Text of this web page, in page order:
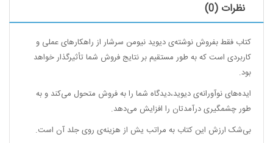
نظرات (0)
کتاب فقط بفروش نوشته‌ی دیوید نیومن سرشار از راهکارهای عملی و
کاربردی است که به طور مستقیم بر نتایج فروش شما تأثیرگذار خواهد
بود.
ایده‌های نوآورانه‌ی دیوید،‌دیدگاه شما را به فروش متحول می‌کند و به
طور چشمگیری درآمدتان را افزایش می‌دهد.
بی‌شک ارزش این کتاب به مراتب یش از هزینه‌ی روی جلد آن است.